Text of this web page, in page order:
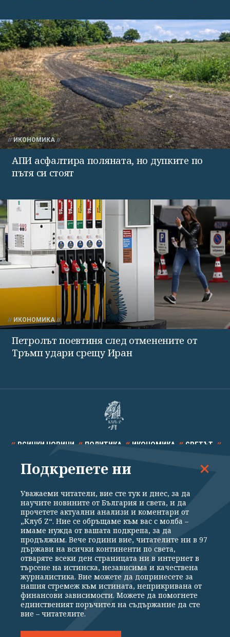
ИКОНОМИКА
АПИ асфалтира поляната, но дупките по
пътя си стоят
ИКОНОМИКА
Петролът поевтиня след отменените от
Тръмп удари срещу Иран
ВСИЧКИ НОВИНИ ПОЛИТИКА ИКОНОМИКА СВЕТЪТ
СПОРТ КУЛТУРА ТЕХНОЛОГИИ КАЛЕЙДОСКОП
Общи условия
Политика за поверителност
Реклама
Партньори Контакти
За Клуб Z
Екип
Подкрепете ни
Издател на www.clubz.bg е „Клуб Зебра Медия“ ЕООД, София, ул. "Алеко
Константинов" 3. Всички права запазени 2026 „Клуб Зебра Медия“
Препечатването на материали, снимки и видео от www.clubz.bg без
Подкрепете ни
Уважаеми читатели, вие сте тук и днес, за да
научите новините от България и света, и да
прочетете актуални анализи и коментари от
„Клуб Z“. Ние се обръщаме към вас с молба –
имаме нужда от вашата подкрепа, за да
продължим. Вече години вие, читателите ни в 97
държави на всички континенти по света,
отваряте всеки ден страницата ни в интернет в
търсене на истинска, независима и качествена
журналистика. Вие можете да допринесете за
нашия стремеж към истината, неприкривана от
финансови зависимости. Можете да помогнете
единственият поръчител на съдържание да сте
вие – читателите.